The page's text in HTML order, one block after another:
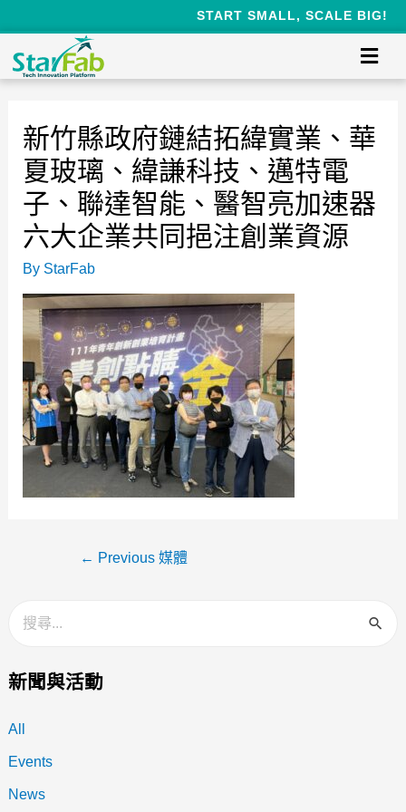
START SMALL, SCALE BIG!
新聞與活動
All
Events
News
新竹縣政府鏈結拓緯實業、華
夏玻璃、緯謙科技、邁特電
子、聯達智能、醫智亮加速器
六大企業共同挹注創業資源
By StarFab
← Previous 媒體